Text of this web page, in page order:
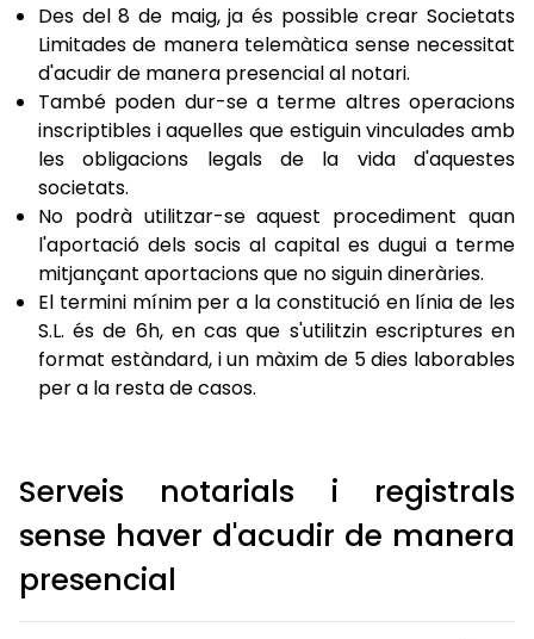
Des del 8 de maig, ja és possible crear Societats
Limitades de manera telemàtica sense necessitat
d'acudir de manera presencial al notari.
També poden dur-se a terme altres operacions
inscriptibles i aquelles que estiguin vinculades amb
les obligacions legals de la vida d'aquestes
societats.
No podrà utilitzar-se aquest procediment quan
l'aportació dels socis al capital es dugui a terme
mitjançant aportacions que no siguin dineràries.
El termini mínim per a la constitució en línia de les
S.L. és de 6h, en cas que s'utilitzin escriptures en
format estàndard, i un màxim de 5 dies laborables
per a la resta de casos.
Serveis notarials i registrals
sense haver d'acudir de manera
presencial